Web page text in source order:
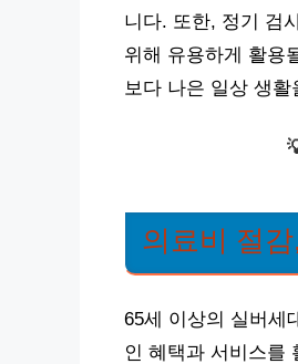
니다. 또한, 정기 검
위해 유용하게 활용
보다 나은 일상 생
의료비 절
65세 이상의 실버세
인 혜택과 서비스를